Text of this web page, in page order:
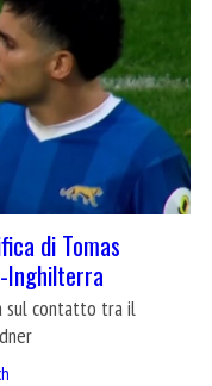
di Tomas
Inghilterra
sul contatto tra il